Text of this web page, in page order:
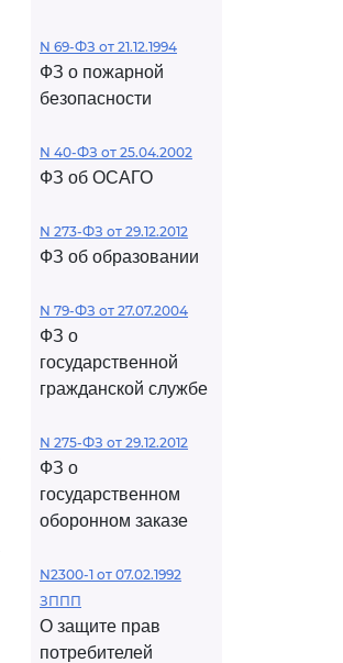
N 69-ФЗ от 21.12.1994
ФЗ о пожарной
безопасности
N 40-ФЗ от 25.04.2002
ФЗ об ОСАГО
N 273-ФЗ от 29.12.2012
ФЗ об образовании
N 79-ФЗ от 27.07.2004
ФЗ о
государственной
гражданской службе
N 275-ФЗ от 29.12.2012
ФЗ о
государственном
оборонном заказе
N2300-1 от 07.02.1992
ЗППП
О защите прав
потребителей